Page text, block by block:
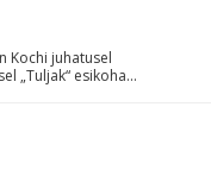
Kochi juhatusel
„Tuljak“ esikoha...